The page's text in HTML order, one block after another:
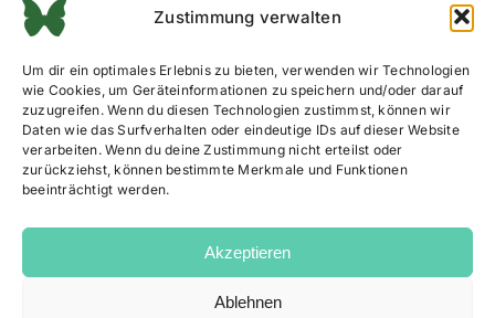
Zustimmung verwalten
Um dir ein optimales Erlebnis zu bieten, verwenden wir Technologien
wie Cookies, um Geräteinformationen zu speichern und/oder darauf
zuzugreifen. Wenn du diesen Technologien zustimmst, können wir
Daten wie das Surfverhalten oder eindeutige IDs auf dieser Website
verarbeiten. Wenn du deine Zustimmung nicht erteilst oder
zurückziehst, können bestimmte Merkmale und Funktionen
beeinträchtigt werden.
Akzeptieren
Ablehnen
geklickt haben, sind Sie offiziell dabei und
erhalten künftig unsere Impulse, Tipps und
Neuigkeiten.